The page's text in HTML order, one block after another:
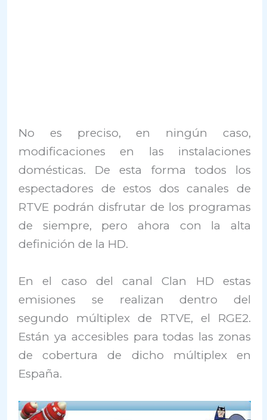
No es preciso, en ningún caso,
modificaciones en las instalaciones
domésticas. De esta forma todos los
espectadores de estos dos canales de
RTVE podrán disfrutar de los programas
de siempre, pero ahora con la alta
definición de la HD.
En el caso del canal Clan HD estas
emisiones se realizan dentro del
segundo múltiplex de RTVE, el RGE2.
Están ya accesibles para todas las zonas
de cobertura de dicho múltiplex en
España.